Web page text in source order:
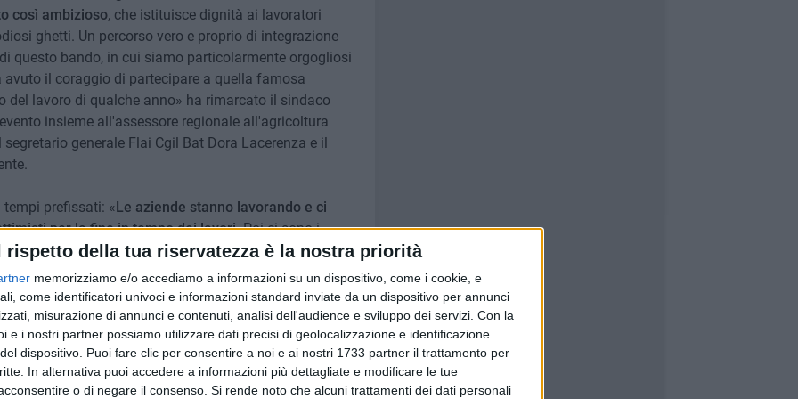
rispetto della tua riservatezza è la nostra priorità
memorizziamo e/o accediamo a informazioni su un dispositivo, come i cookie, e
come identificatori univoci e informazioni standard inviate da un dispositivo per annunci
misurazione di annunci e contenuti, analisi dell'audience e sviluppo dei servizi. Con la
e i nostri partner possiamo utilizzare dati precisi di geolocalizzazione e identificazione
dispositivo. Puoi fare clic per consentire a noi e ai nostri 1733 partner il trattamento per
In alternativa puoi accedere a informazioni più dettagliate e modificare le tue
o di negare il consenso. Si rende noto che alcuni trattamenti dei dati personali
così ambizioso, che istituisce dignità ai lavoratori
ghetti. Un percorso vero e proprio di integrazione
questo bando, in cui siamo particolarmente orgogliosi
il coraggio di partecipare a quella famosa
del lavoro di qualche anno» ha rimarcato il sindaco
insieme all'assessore regionale all'agricoltura
generale Flai Cgil Bat Dora Lacerenza e il
prefissati: «Le aziende stanno lavorando e ci
per la fine in tempo dei lavori. Poi ci sono i
e soprattutto per i migranti, che sono stati già
di tutte le associazioni del territorio attivi in questo
hanno sensibilità diverse e operano su campi
lavorando insieme su questo ambizioso progetto» ha